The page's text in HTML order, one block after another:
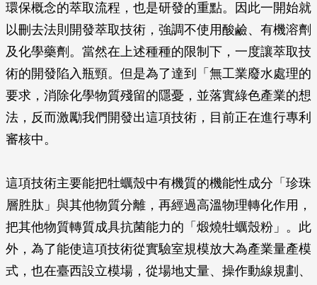
環保概念的萃取流程，也是研發的重點。因此一開始就
以刪去法則開發萃取技術，強調不使用酸鹼、有機溶劑
及化學藥劑。當然在上述種種的限制下，一度讓萃取技
術的開發陷入瓶頸。但是為了達到「無工業廢水處理的
要求，消除化學物質殘留的隱憂，並落實綠色產業的想
法，反而激勵我們開發出這項技術，目前正在進行專利
審核中。
這項技術主要能把牡蠣殼中有機質的機能性成分「珍珠
層胜肽」與其他物質分離，再經過高溫物理轉化作用，
把其他物質轉質成具抗菌能力的「煅燒牡蠣殼粉」。此
外，為了能使這項技術從實驗室規模放大為產業量產模
式，也在臺西設立模場，從場地丈量、操作動線規劃、